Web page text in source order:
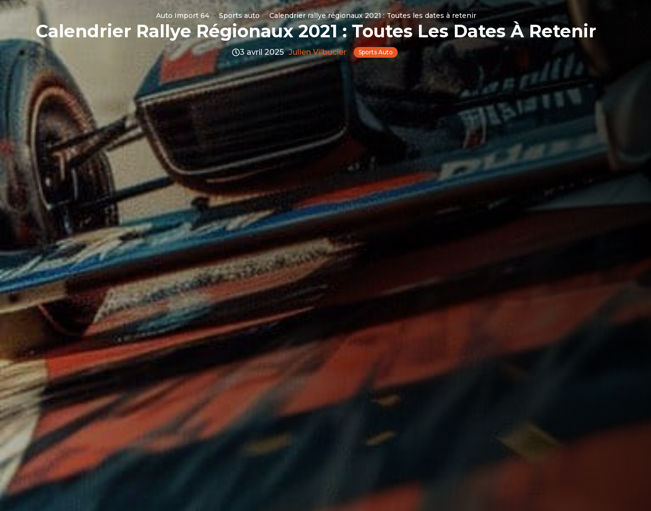
Auto Import 64 Sports auto Calendrier rallye régionaux 2021 : Toutes les dates à retenir​
Calendrier Rallye Régionaux 2021 : Toutes Les Dates À Retenir​
3 avril 2025 Julien Vilbucier Sports Auto